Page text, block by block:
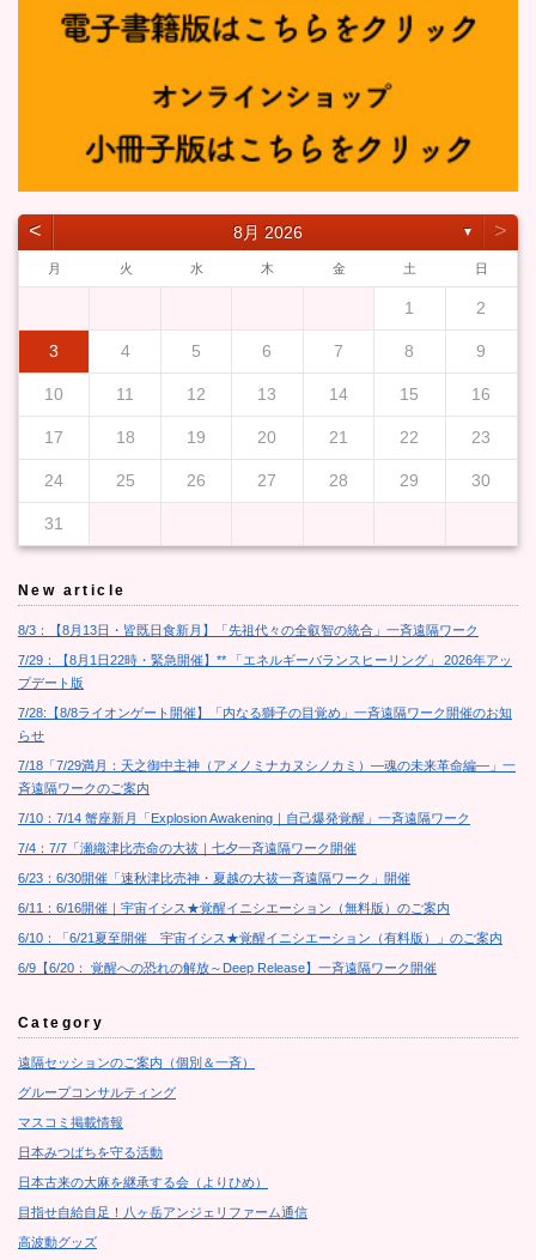
˂ 8月 2026 ▼ ˃
月 火 水 木 金 土 日
1 2
3 4 5 6 7 8 9
10 11 12 13 14 15 16
17 18 19 20 21 22 23
24 25 26 27 28 29 30
31
New article
8/3：【8月13日・皆既日食新月】「先祖代々の全叡智の統合」一斉遠隔ワーク
7/29：【8月1日22時・緊急開催】** 「エネルギーバランスヒーリング」 2026年アッ
プデート版
7/28:【8/8ライオンゲート開催】「内なる獅子の目覚め」一斉遠隔ワーク開催のお知
らせ
7/18「7/29満月：天之御中主神（アメノミナカヌシノカミ）―魂の未来革命編―」一
斉遠隔ワークのご案内
7/10：7/14 蟹座新月「Explosion Awakening｜自己爆発覚醒」一斉遠隔ワーク
7/4：7/7「瀬織津比売命の大祓｜七夕一斉遠隔ワーク開催
6/23：6/30開催「速秋津比売神・夏越の大祓一斉遠隔ワーク」開催
6/11：6/16開催｜宇宙イシス★覚醒イニシエーション（無料版）のご案内
6/10：「6/21夏至開催 宇宙イシス★覚醒イニシエーション（有料版）」のご案内
6/9【6/20： 覚醒への恐れの解放～Deep Release】一斉遠隔ワーク開催
Category
遠隔セッションのご案内（個別＆一斉）
グループコンサルティング
マスコミ掲載情報
日本みつばちを守る活動
日本古来の大麻を継承する会（よりひめ）
目指せ自給自足！八ヶ岳アンジェリファーム通信
高波動グッズ